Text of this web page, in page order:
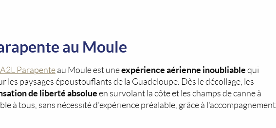
au Moule
A2L Parapente au Moule est uneexpérience aérienne inoubliable qui
les paysages époustouflants de la Guadeloupe. Dès le décollage, les
de liberté absolue en survolant la côte et les champs de canne à
à tous, sans nécessité d'expérience préalable, grâce à l'accompagnement